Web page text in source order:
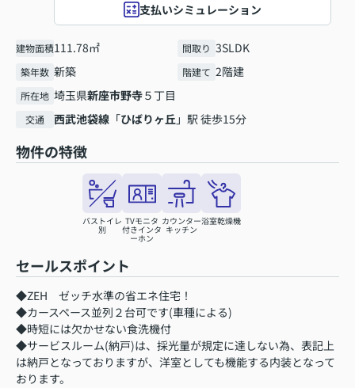
支払いシミュレーション
建物面積111.78㎡ 間取り 3SLDK
築年数 新築 階建て 2階建
所在地 埼玉県新座市野寺５丁目
交通 西武池袋線 「ひばりヶ丘」駅 徒歩15分
物件の特徴
バストイレ
別
TVモニタ
付きインタ
ーホン
カウンター
キッチン
浴室乾燥機
セールスポイント
◆ZEH ゼッチ水準の省エネ住宅！
◆カースペース並列２台可です(車種による)
◆時短には欠かせない食洗機付
◆サービスルーム(納戸)は、採光量が規定に達しない為、表記上
は納戸となっておりますが、洋室としても機能する内装となって
おります。